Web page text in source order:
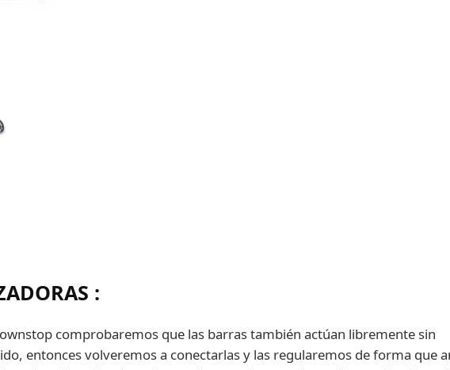
:
comprobaremos que las barras también actúan libremente sin
entonces volveremos a conectarlas y las regularemos de forma que